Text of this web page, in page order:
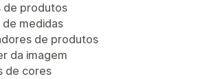
de produtos
de medidas
de produtos
da imagem
de cores